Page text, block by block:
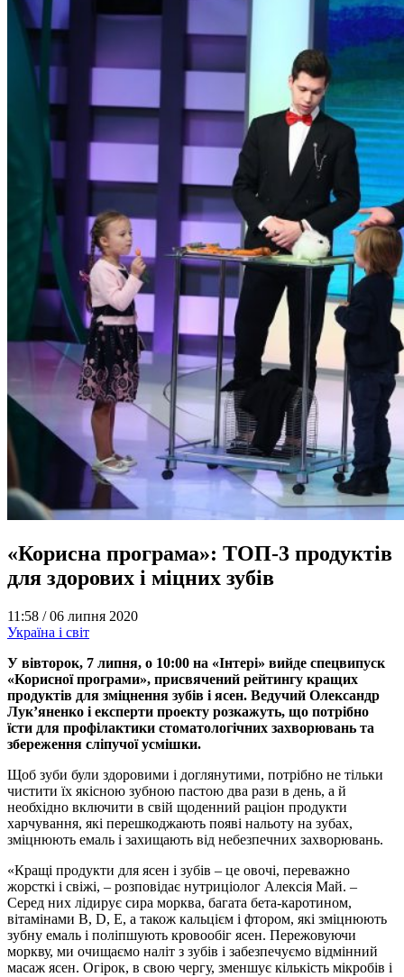
«Корисна програма»: ТОП-3 продуктів
для здорових і міцних зубів
11:58 /06 липня 2020
Україна і світ
У вівторок, 7 липня, о 10:00 на «Інтері» вийде спецвипуск
«Корисної програми», присвячений рейтингу кращих
продуктів для зміцнення зубів і ясен. Ведучий Олександр
Лук’яненко і експерти проекту розкажуть, що потрібно
їсти для профілактики стоматологічних захворювань та
збереження сліпучої усмішки.
Щоб зуби були здоровими і доглянутими, потрібно не тільки
чистити їх якісною зубною пастою два рази в день, а й
необхідно включити в свій щоденний раціон продукти
харчування, які перешкоджають появі нальоту на зубах,
зміцнюють емаль і захищають від небезпечних захворювань.
«Кращі продукти для ясен і зубів – це овочі, переважно
жорсткі і свіжі, – розповідає нутриціолог Алексія Май. –
Серед них лідирує сира морква, багата бета-каротином,
вітамінами B, D, E, а також кальцієм і фтором, які зміцнюють
зубну емаль і поліпшують кровообіг ясен. Пережовуючи
моркву, ми очищаємо наліт з зубів і забезпечуємо відмінний
масаж ясен. Огірок, в свою чергу, зменшує кількість мікробів і